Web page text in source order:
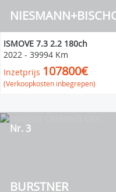
ISMOVE 7.3 2.2 180ch
2022 - 39994 Km
Inzetprijs 107800€
(Verkoopkosten inbegrepen)
BURSTNER
Nr. 3